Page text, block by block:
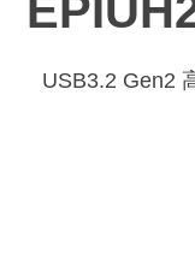
USB3.2 Gen2